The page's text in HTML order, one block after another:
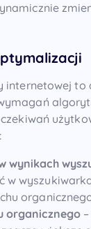
internetowej to
wynikach
w
organicznego